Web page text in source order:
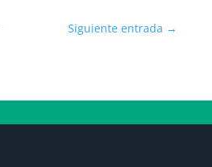
Siguiente entrada →